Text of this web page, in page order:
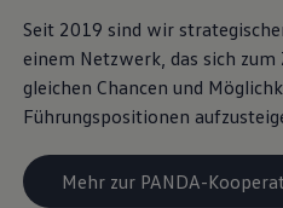
Seit 2019 sind wir
einem Netzwerk, das sich
gleichen Chancen und
Führungspositionen
Mehr zur PANDA-